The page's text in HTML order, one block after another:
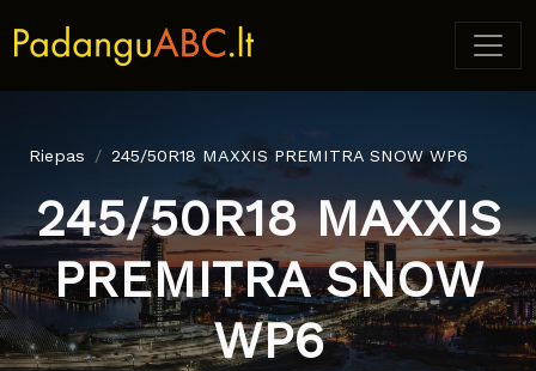
Riepas 245/50R18 MAXXIS PREMITRA SNOW WP6
245/50R18 MAXXIS
PREMITRA SNOW
WP6